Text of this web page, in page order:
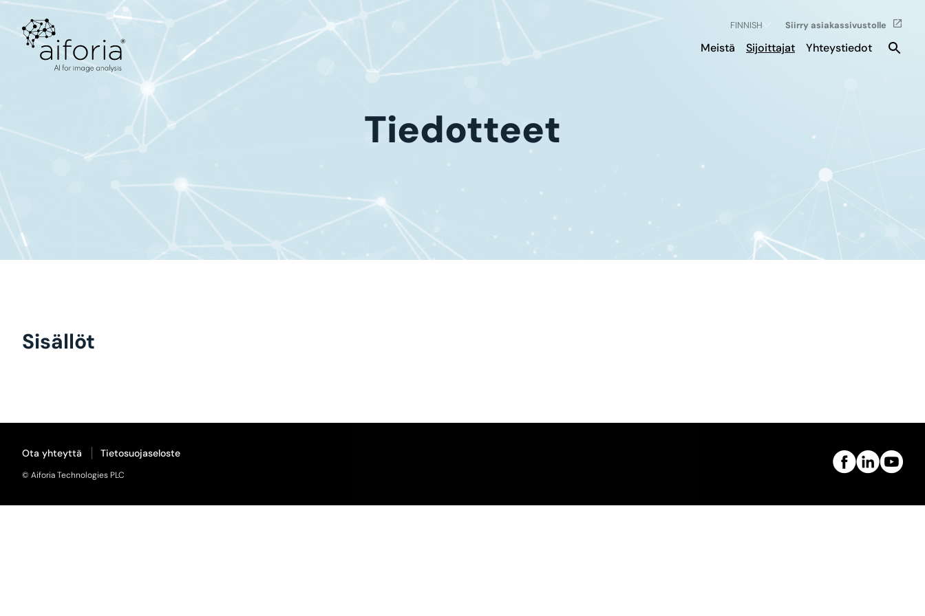
FINNISH Siirry asiakassivustolle
Meistä Sijoittajat Yhteystiedot
Tiedotteet
Sisällöt
Ota yhteyttä Tietosuojaseloste
© Aiforia Technologies PLC